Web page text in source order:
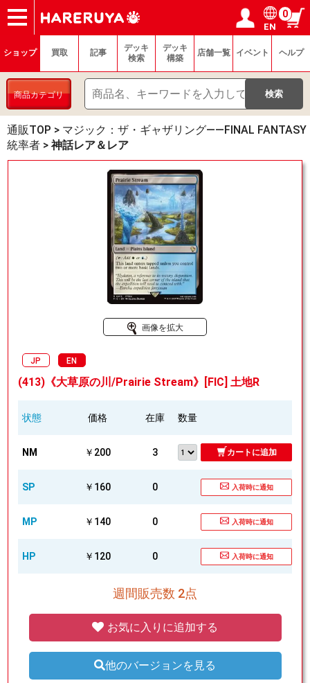
ショップ
買取
記事
デッキ検索
デッキ構築
選手一覧
店舗一覧
イベント
ヘルプ
お問い合わせ ログイン／会員登録
マイページ
EN
0
ショップ 買取 記事
デッキ
検索
デッキ
構築
店舗一覧 イベント ヘルプ
商品カテゴリ
通販TOP > マジック：ザ・ギャザリング——FINAL FANTASY
統率者 > 神話レア＆レア
画像を拡大
JP EN
(413)《大草原の川/Prairie Stream》[FIC] 土地R
状態 価格 在庫 数量
NM ￥200 3 カートに追加
SP ￥160 0 入荷時に通知
MP ￥140 0 入荷時に通知
HP ￥120 0 入荷時に通知
週間販売数 2点
お気に入りに追加する
他のバージョンを見る